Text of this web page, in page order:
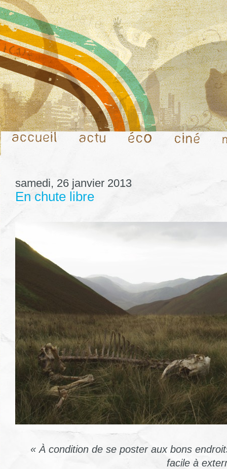
samedi, 26 janvier 2013
En chute libre
« À condition de se poster aux bons
facile à